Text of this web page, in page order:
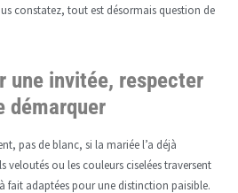
constatez, tout est désormais question de
une invitée, respecter
démarquer
pas de blanc, si la mariée l’a déjà
veloutés ou les couleurs ciselées traversent
fait adaptées pour une distinction paisible.